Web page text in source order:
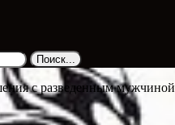
Поиск...
с разведенным мужчиной